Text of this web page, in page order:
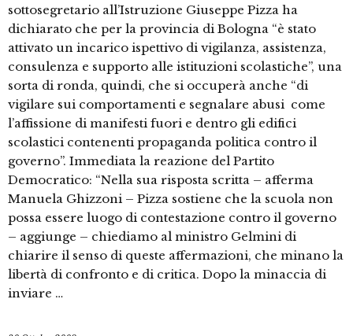
sottosegretario all’Istruzione Giuseppe Pizza ha
dichiarato che per la provincia di Bologna “è stato
attivato un incarico ispettivo di vigilanza, assistenza,
consulenza e supporto alle istituzioni scolastiche”, una
sorta di ronda, quindi, che si occuperà anche “di
vigilare sui comportamenti e segnalare abusi come
l’affissione di manifesti fuori e dentro gli edifici
scolastici contenenti propaganda politica contro il
governo”. Immediata la reazione del Partito
Democratico: “Nella sua risposta scritta – afferma
Manuela Ghizzoni – Pizza sostiene che la scuola non
possa essere luogo di contestazione contro il governo
– aggiunge – chiediamo al ministro Gelmini di
chiarire il senso di queste affermazioni, che minano la
libertà di confronto e di critica. Dopo la minaccia di
inviare …